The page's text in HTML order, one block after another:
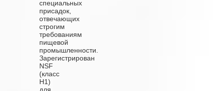
специальных
присадок,
отвечающих
строгим
требованиям
пищевой
промышленности.
Зарегистрирован
NSF
(класс
H1)
для